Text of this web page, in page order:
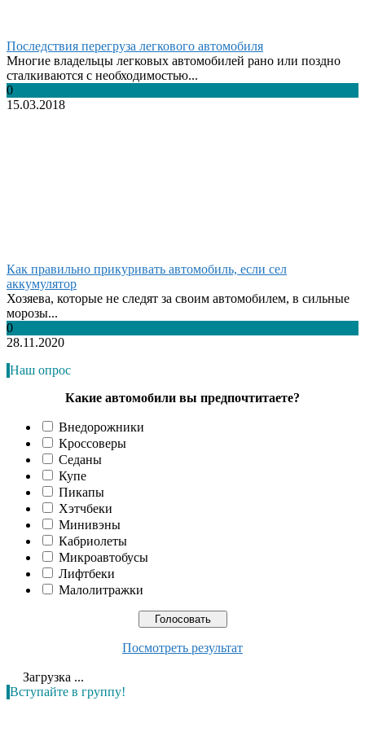
Последствия перегруза легкового автомобиля
Многие владельцы легковых автомобилей рано или поздно
сталкиваются с необходимостью...
0
15.03.2018
Как правильно прикуривать автомобиль, если сел
аккумулятор
Хозяева, которые не следят за своим автомобилем, в сильные
морозы...
0
28.11.2020
Наш опрос
Какие автомобили вы предпочтитаете?
Внедорожники
Кроссоверы
Седаны
Купе
Пикапы
Хэтчбеки
Минивэны
Кабриолеты
Микроавтобусы
Лифтбеки
Малолитражки
Посмотреть результат
Загрузка ...
Вступайте в группу!